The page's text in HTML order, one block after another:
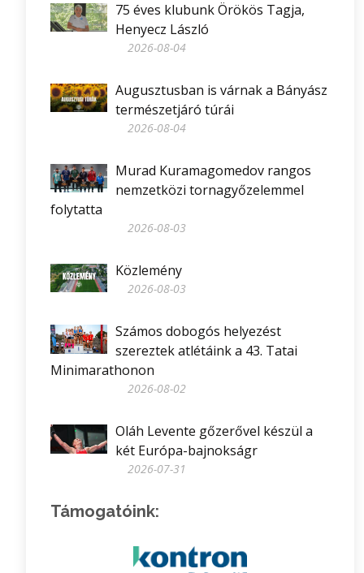
75 éves klubunk Örökös Tagja,
Henyecz László
2026-08-04
Augusztusban is várnak a Bányász
természetjáró túrái
2026-08-04
Murad Kuramagomedov rangos
nemzetközi tornagyőzelemmel
folytatta
2026-08-03
Közlemény
2026-08-03
Számos dobogós helyezést
szereztek atlétáink a 43. Tatai
Minimarathonon
2026-08-02
Oláh Levente gőzerővel készül a
két Európa-bajnokságr
2026-07-31
Támogatóink: